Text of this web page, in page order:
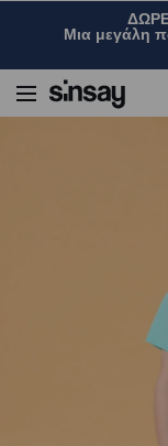
Μια μεγάλη
Βαμβακερό μπλουζάκι